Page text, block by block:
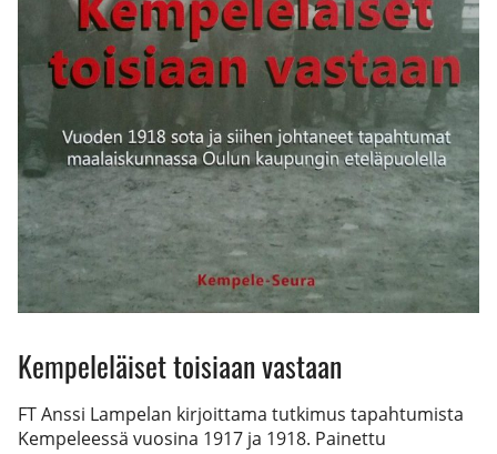
Kempeleläiset toisiaan vastaan
FT Anssi Lampelan kirjoittama tutkimus tapahtumista
Kempeleessä vuosina 1917 ja 1918. Painettu